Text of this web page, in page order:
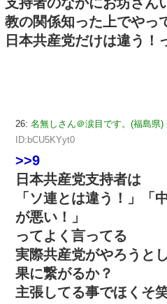
教の関係知った上でやっ
日本共産党だけは違う！
26: 名無しさん＠涙目です。(福島県)
ID:bCU5KYyt0
>>9
日本共産党支持者は
「ソ連とは違う！」「
が悪い！」
ってよく言ってる
実際共産党がやろうと
果に繋がるか？
主張してる事でほくそ